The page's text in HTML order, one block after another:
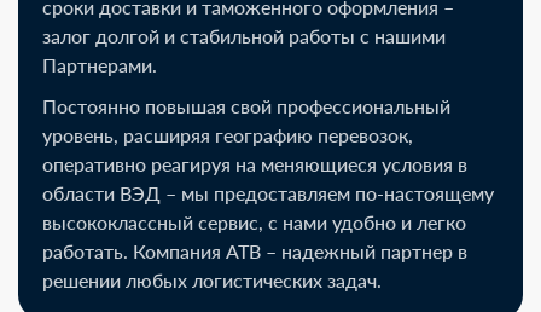
сроки доставки и таможенного оформления –
залог долгой и стабильной работы с нашими
Партнерами.
Постоянно повышая свой профессиональный
уровень, расширяя географию перевозок,
оперативно реагируя на меняющиеся условия в
области ВЭД – мы предоставляем по-настоящему
высококлассный сервис, с нами удобно и легко
работать. Компания АТВ – надежный партнер в
решении любых логистических задач.